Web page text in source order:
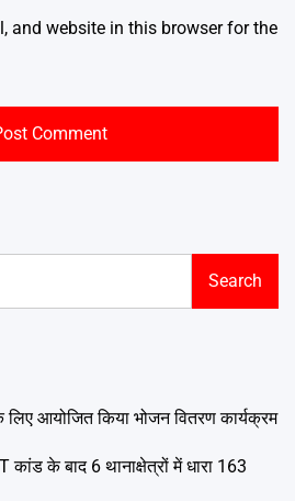
and website in this browser for the
Search
आयोजित किया भोजन वितरण कार्यक्रम
के बाद 6 थानाक्षेत्रों में धारा 163